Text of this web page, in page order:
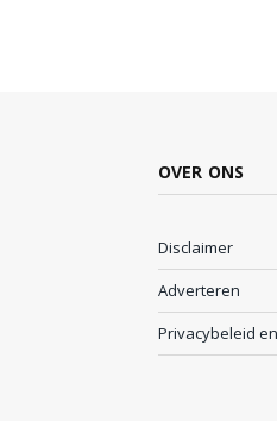
OVER ONS
Disclaimer
Adverteren
Privacybeleid